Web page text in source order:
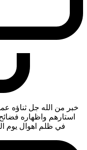
خبر من الله جل ثناؤه
استارهم واظهاره
في ظلم اهوال يوم